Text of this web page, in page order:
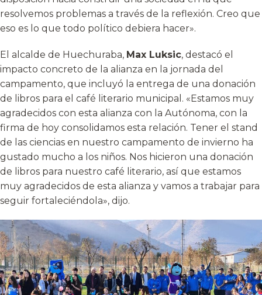
resolvemos problemas a través de la reflexión. Creo que
eso es lo que todo político debiera hacer».
El alcalde de Huechuraba, Max Luksic, destacó el
impacto concreto de la alianza en la jornada del
campamento, que incluyó la entrega de una donación
de libros para el café literario municipal. «Estamos muy
agradecidos con esta alianza con la Autónoma, con la
firma de hoy consolidamos esta relación. Tener el stand
de las ciencias en nuestro campamento de invierno ha
gustado mucho a los niños. Nos hicieron una donación
de libros para nuestro café literario, así que estamos
muy agradecidos de esta alianza y vamos a trabajar para
seguir fortaleciéndola», dijo.